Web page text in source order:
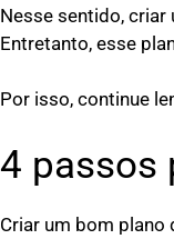
Nesse sentido,
Entretanto, esse
Por isso, continue
4 passos
Criar um bom plano